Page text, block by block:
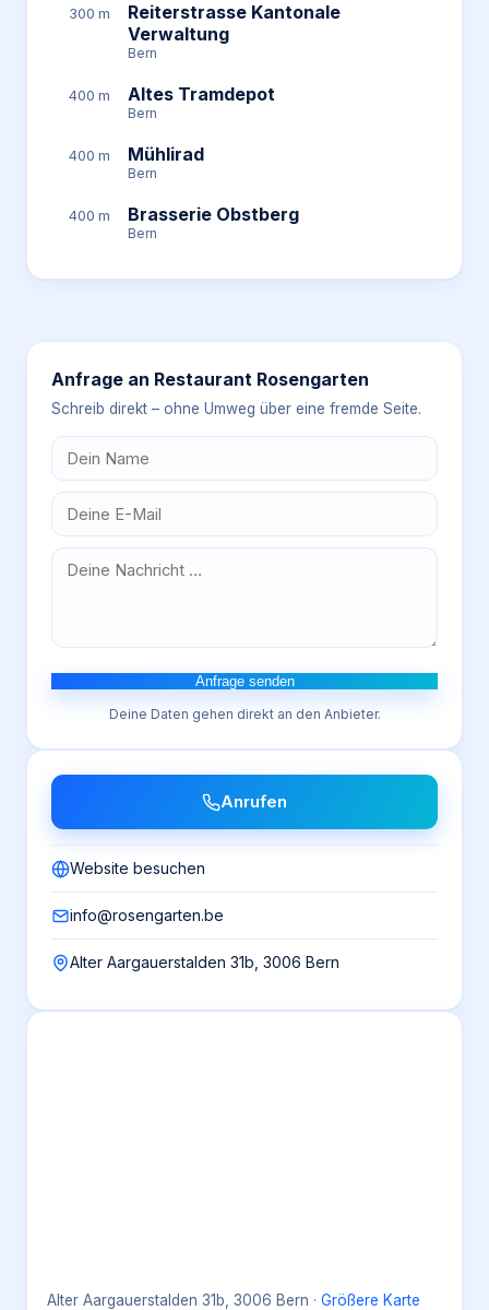
300 m
Reiterstrasse Kantonale
Verwaltung
Bern
400 m Altes Tramdepot
Bern
400 m Mühlirad
Bern
400 m Brasserie Obstberg
Bern
Anfrage an Restaurant Rosengarten
Schreib direkt – ohne Umweg über eine fremde Seite.
Anfrage senden
Deine Daten gehen direkt an den Anbieter.
Anrufen
Website besuchen
info@rosengarten.be
Alter Aargauerstalden 31b, 3006 Bern
Alter Aargauerstalden 31b, 3006 Bern · Größere Karte